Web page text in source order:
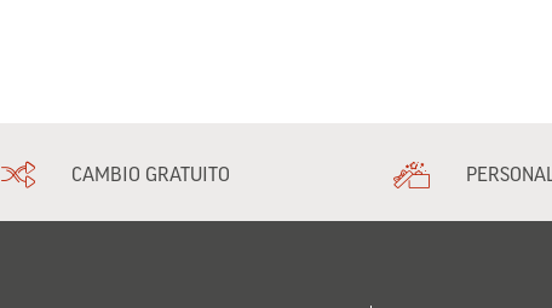
CAMBIO GRATUITO